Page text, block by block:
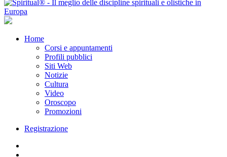
Home
Corsi e appuntamenti
Profili pubblici
Siti Web
Notizie
Cultura
Video
Oroscopo
Promozioni
Registrazione